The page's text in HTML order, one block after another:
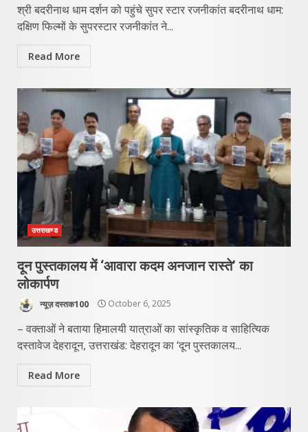
श्री बदरीनाथ धाम दर्शन को पहुंचे सुपर स्टार रजनीकांत बदरीनाथ धाम:
दक्षिण फिल्मों के सुपरस्टार रजनीकांत ने...
Read More
उत्तराखण्ड
दून पुस्तकालय में ‘आवारा कदम अनजान रास्ते’ का
लोकार्पण
न्यूज़ दस्तक100 October 6, 2025
– वक्ताओं ने बताया हिमालयी यात्राओं का सांस्कृतिक व साहित्यिक
दस्तावेज देहरादून, उत्तराखंड: देहरादून का ‘दून पुस्तकालय...
Read More